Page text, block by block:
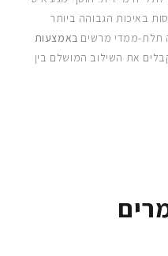
באיכות הגבוהה ביותר
תלת-ממדי מרשים באמצעות
את השילוב המושלם בין